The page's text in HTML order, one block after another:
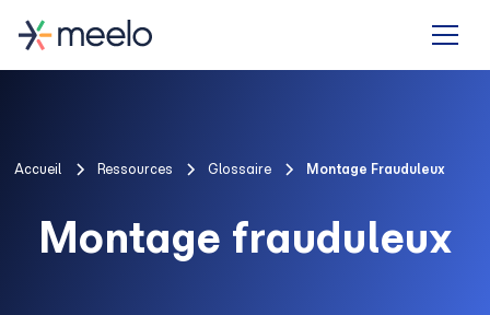
Accueil Ressources Glossaire Montage Frauduleux
Montage frauduleux